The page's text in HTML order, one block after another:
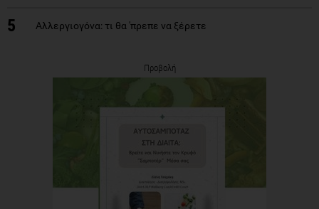
5 Αλλεργιογόνα: τι θα 'πρεπε να ξέρετε
Προβολή